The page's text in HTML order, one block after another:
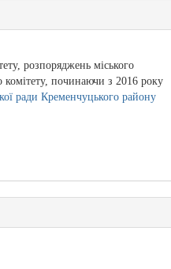
розпоряджень міського
комітету, починаючи з 2016 року
ради Кременчуцького району